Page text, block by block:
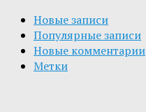
Новые записи
Популярные записи
Новые комментарии
Метки